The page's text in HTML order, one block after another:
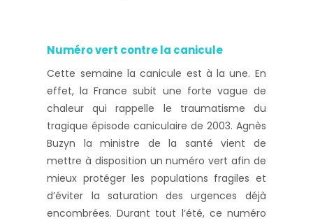
Numéro vert contre la canicule
Cette semaine la canicule est à la une. En
effet, la France subit une forte vague de
chaleur qui rappelle le traumatisme du
tragique épisode caniculaire de 2003. Agnès
Buzyn la ministre de la santé vient de
mettre à disposition un numéro vert afin de
mieux protéger les populations fragiles et
d’éviter la saturation des urgences déjà
encombrées. Durant tout l’été, ce numéro